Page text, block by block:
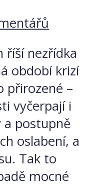
říší nezřídka
období krizí
přirozené –
vyčerpají i
postupně
oslabení, a
Tak to
mocné